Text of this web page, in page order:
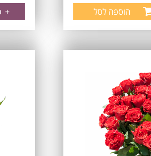
הוספה לסל +